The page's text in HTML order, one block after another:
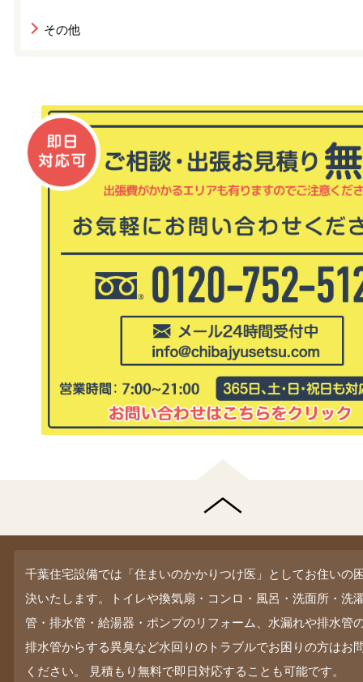
その他
千葉住宅設備では「住まいのかかりつけ医」としてお住いの
決いたします。トイレや換気扇・コンロ・風呂・洗面所・洗
管・排水管・給湯器・ポンプのリフォーム、水漏れや排水管
排水管からする異臭など水回りのトラブルでお困りの方はお
ください。 見積もり無料で即日対応することも可能です。